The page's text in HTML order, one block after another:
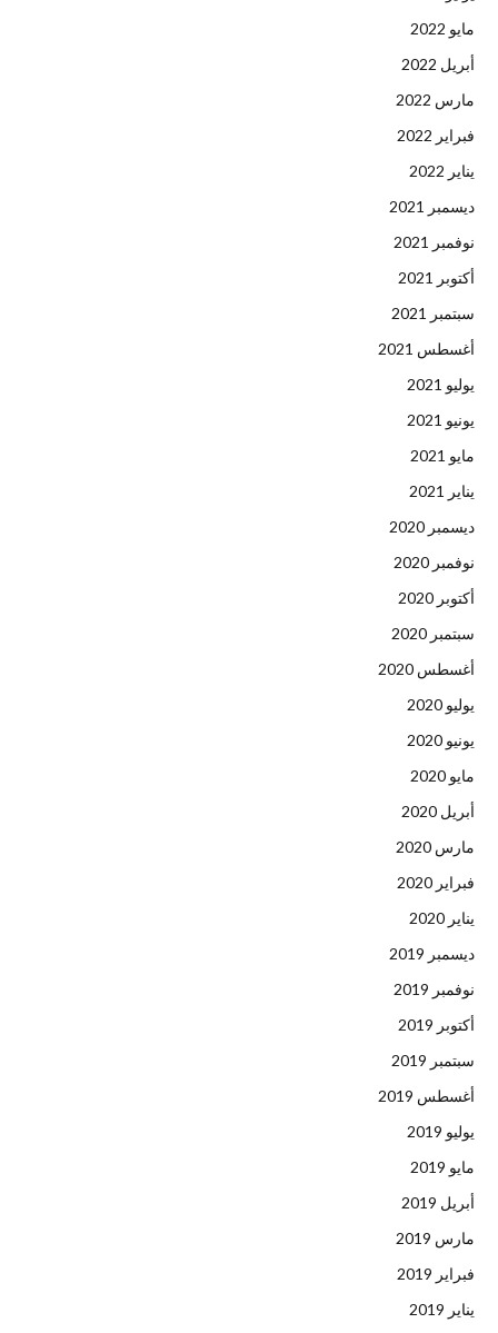
مايو 2022
أبريل 2022
مارس 2022
فبراير 2022
يناير 2022
ديسمبر 2021
نوفمبر 2021
أكتوبر 2021
سبتمبر 2021
أغسطس 2021
يوليو 2021
يونيو 2021
مايو 2021
يناير 2021
ديسمبر 2020
نوفمبر 2020
أكتوبر 2020
سبتمبر 2020
أغسطس 2020
يوليو 2020
يونيو 2020
مايو 2020
أبريل 2020
مارس 2020
فبراير 2020
يناير 2020
ديسمبر 2019
نوفمبر 2019
أكتوبر 2019
سبتمبر 2019
أغسطس 2019
يوليو 2019
مايو 2019
أبريل 2019
مارس 2019
فبراير 2019
يناير 2019